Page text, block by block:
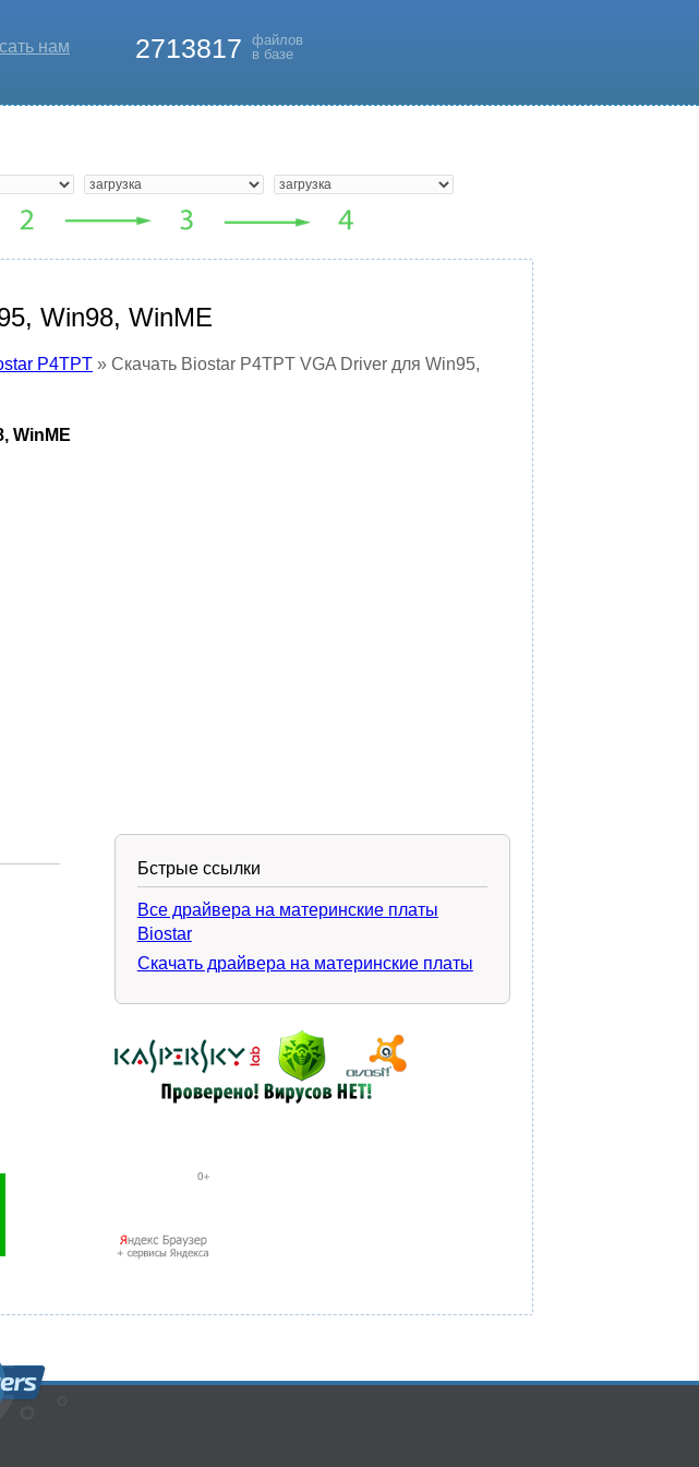
нам 2713817
файлов
в базе
Win98, WinME
P4TPT » Скачать Biostar P4TPT VGA Driver для Win95,
WinME
Бстрые ссылки
Все драйвера на материнские платы
Biostar
Скачать драйвера на материнские платы